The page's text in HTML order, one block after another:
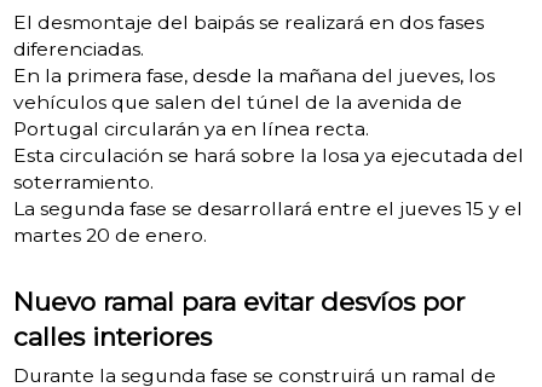
El desmontaje del baipás se realizará en dos fases
diferenciadas.
En la primera fase, desde la mañana del jueves, los
vehículos que salen del túnel de la avenida de
Portugal circularán ya en línea recta.
Esta circulación se hará sobre la losa ya ejecutada del
soterramiento.
La segunda fase se desarrollará entre el jueves 15 y el
martes 20 de enero.
Nuevo ramal para evitar desvíos por
calles interiores
Durante la segunda fase se construirá un ramal de